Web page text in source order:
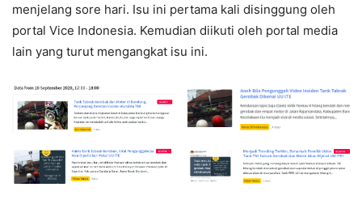
menjelang sore hari. Isu ini pertama kali disinggung oleh
portal Vice Indonesia. Kemudian diikuti oleh portal media
lain yang turut mengangkat isu ini.